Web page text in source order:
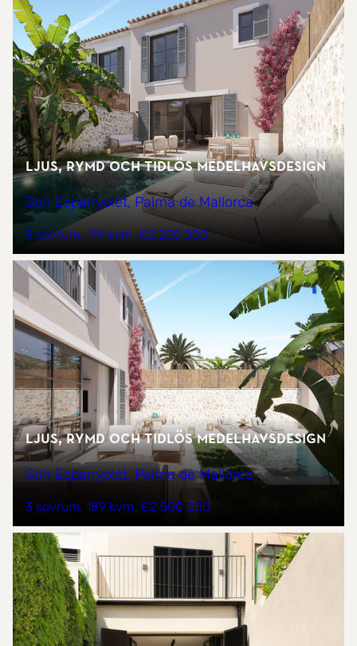
Ljus, rymd och tidlös medelhavsdesign
Son Espanyolet, Palma de Mallorca
3 sovrum 174 kvm €2 250 000
Ljus, rymd och tidlös medelhavsdesign
Son Espanyolet, Palma de Mallorca
3 sovrum 189 kvm €2 500 000